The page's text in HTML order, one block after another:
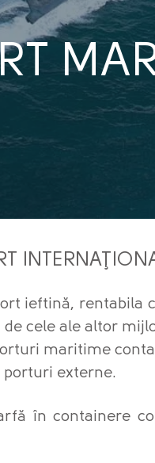
ieftină, rentabila
cele ale altor
maritime
porturi externe.
în containere